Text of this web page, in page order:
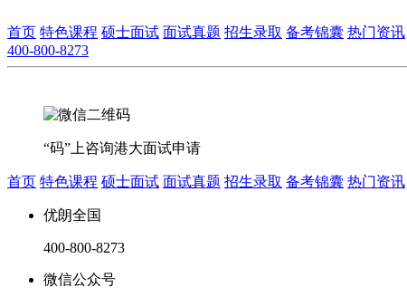
首页 特色课程 硕士面试 面试真题 招生录取 备考锦囊 热门资讯
400-800-8273
“码”上咨询港大面试申请
首页 特色课程 硕士面试 面试真题 招生录取 备考锦囊 热门资讯
优朗全国
400-800-8273
微信公众号